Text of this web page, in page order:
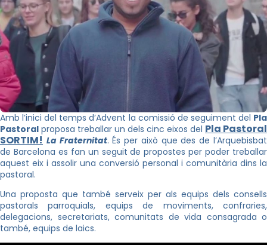
Amb l’inici del temps d’Advent la comissió de seguiment del Pla
Pastoral proposa treballar un dels cinc eixos del Pla Pastoral
SORTIM! La Fraternitat. És per això que des de l’Arquebisbat
de Barcelona es fan un seguit de propostes per poder treballar
aquest eix i assolir una conversió personal i comunitària dins la
pastoral.
Una proposta que també serveix per als equips dels consells
pastorals parroquials, equips de moviments, confraries,
delegacions, secretariats, comunitats de vida consagrada o
també, equips de laics.